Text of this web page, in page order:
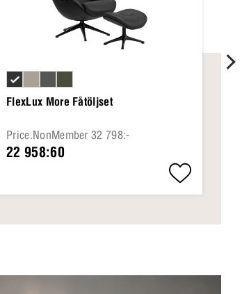
FlexLux More Fåtöljset
Price.NonMember 32 798:-
22 958:60